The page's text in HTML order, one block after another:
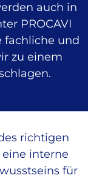
auch in
PROCAVI
fachliche und
zu einem
richtigen
interne
für